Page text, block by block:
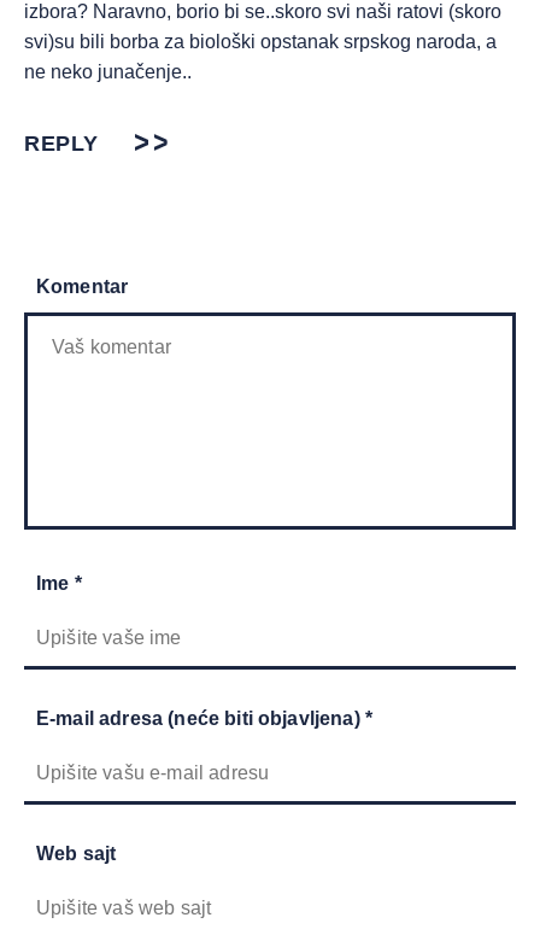
izbora? Naravno, borio bi se..skoro svi naši ratovi (skoro
svi)su bili borba za biološki opstanak srpskog naroda, a
ne neko junačenje..
REPLY
Komentar
Ime *
E-mail adresa (neće biti objavljena) *
Web sajt